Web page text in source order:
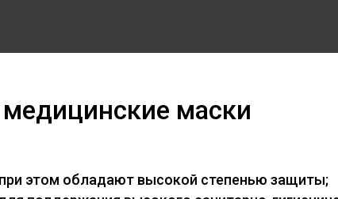
маски
этом обладают высокой степенью защиты;